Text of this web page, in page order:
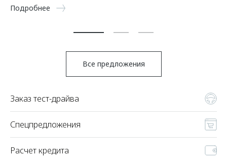
Подробнее
Все предложения
Заказ тест-драйва
Спецпредложения
Расчет кредита